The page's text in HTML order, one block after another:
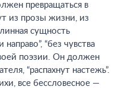
превращаться в
из прозы жизни, из
сущность
“без чувства
поэзии. Он должен
“распахнут настежь”.
все бессловесное —